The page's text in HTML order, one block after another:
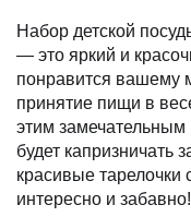
Набор детской
— это яркий и
понравится вашему
принятие пищи в
этим
будет капризничать
красивые
интересно и забавно!